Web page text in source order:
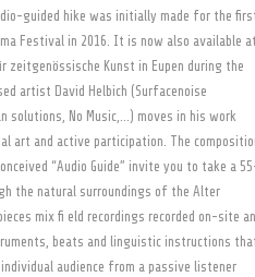
guided hike was initially made for the
Festival in 2016. It is now also available at
zeitgenössische Kunst in Eupen during the
artist David Helbich (Surfacenoise
solutions, No Music,…) moves in his work
art and active participation. The
“Audio Guide” invite you to take a
the natural surroundings of the Alter
mix fi eld recordings recorded on-site
beats and linguistic instructions
audience from a passive listener